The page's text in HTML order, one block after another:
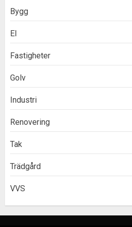
Bygg
El
Fastigheter
Golv
Industri
Renovering
Tak
Trädgård
VVS